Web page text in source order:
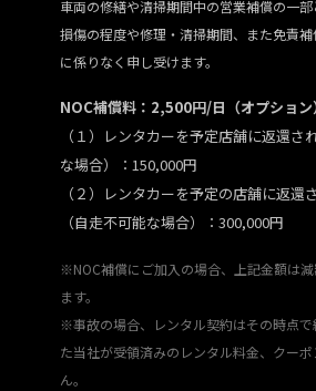
車両の修繕や清掃期間中の営業補償の一
損傷の程度や修理・清掃期間、また免責
に係りなく申し受けます。
NOC補償料：2,500円/日（オプション
（１）レンタカーを予定店舗に返還さ
な場合）：150,000円
（２）レンタカーを予定の店舗に返還
（自走不可能な場合）：300,000円
※NOC補償にご加入の場合、上記金額は
ます。
※事故の場合、レンタル契約はその時点で
た当社が受領済みのレンタル料金、クー
ん。